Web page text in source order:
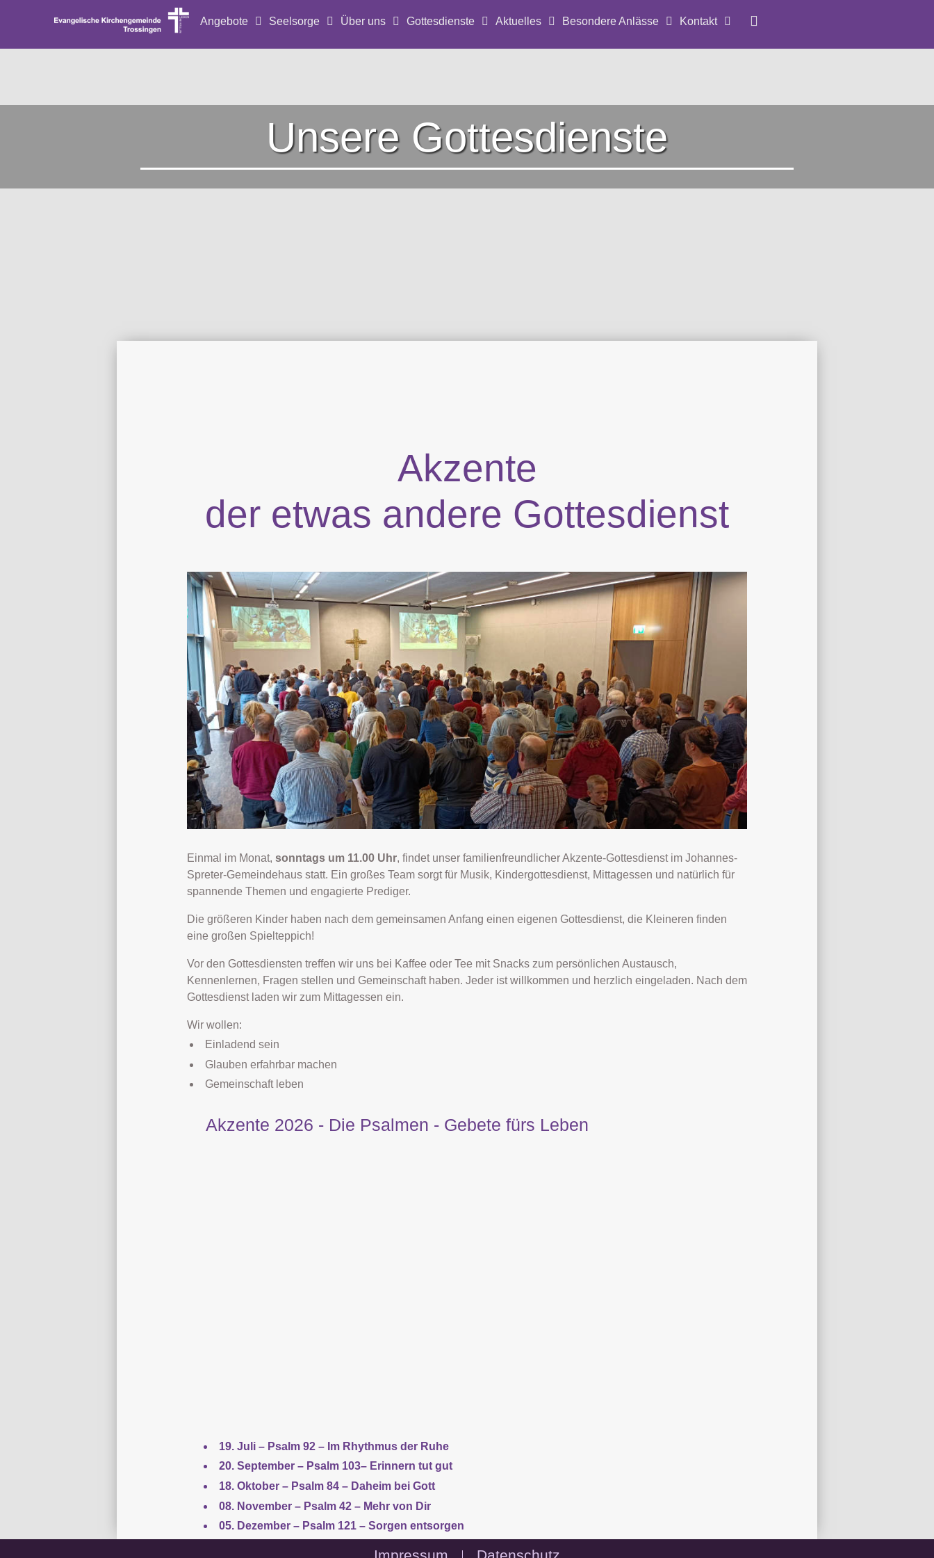
Angebote Seelsorge Über uns Gottesdienste Aktuelles Besondere Anlässe Kontakt
Unsere Gottesdienste
Akzente
der etwas andere Gottesdienst
Einmal im Monat, sonntags um 11.00 Uhr, findet unser familienfreundlicher Akzente-Gottesdienst im Johannes-
Spreter-Gemeindehaus statt. Ein großes Team sorgt für Musik, Kindergottesdienst, Mittagessen und natürlich für
spannende Themen und engagierte Prediger.
Die größeren Kinder haben nach dem gemeinsamen Anfang einen eigenen Gottesdienst, die Kleineren finden
eine großen Spielteppich!
Vor den Gottesdiensten treffen wir uns bei Kaffee oder Tee mit Snacks zum persönlichen Austausch,
Kennenlernen, Fragen stellen und Gemeinschaft haben. Jeder ist willkommen und herzlich eingeladen. Nach dem
Gottesdienst laden wir zum Mittagessen ein.
Wir wollen:
Einladend sein
Glauben erfahrbar machen
Gemeinschaft leben
Akzente 2026 - Die Psalmen - Gebete fürs Leben
19. Juli – Psalm 92 – Im Rhythmus der Ruhe
20. September – Psalm 103– Erinnern tut gut
18. Oktober – Psalm 84 – Daheim bei Gott
08. November – Psalm 42 – Mehr von Dir
05. Dezember – Psalm 121 – Sorgen entsorgen
Impressum Datenschutz